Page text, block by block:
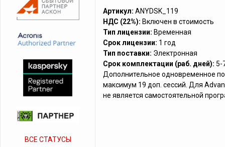
Артикул: ANYDSK_119
НДС (22%): Включен в стоимость
Тип лицензии: Временная
Срок лицензии: 1 год
Тип поставки: Электронная
Срок комплектации (раб. дней): 5-
Дополнительное одновременное
максимум 19 доп. сессий. Для
не является самостоятельной
ВСЕ СТАТУСЫ